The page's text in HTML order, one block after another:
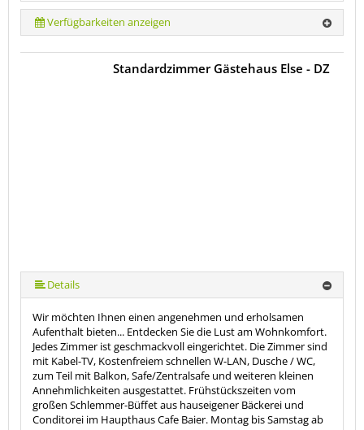
Verfügbarkeiten anzeigen
Standardzimmer Gästehaus Else - DZ
Details
Wir möchten Ihnen einen angenehmen und erholsamen
Aufenthalt bieten... Entdecken Sie die Lust am Wohnkomfort.
Jedes Zimmer ist geschmackvoll eingerichtet. Die Zimmer sind
mit Kabel-TV, Kostenfreiem schnellen W-LAN, Dusche / WC,
zum Teil mit Balkon, Safe/Zentralsafe und weiteren kleinen
Annehmlichkeiten ausgestattet. Frühstückszeiten vom
großen Schlemmer-Büffet aus hauseigener Bäckerei und
Conditorei im Haupthaus Cafe Baier. Montag bis Samstag ab